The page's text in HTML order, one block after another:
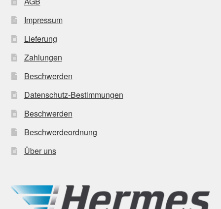
Impressum
Lieferung
Zahlungen
Beschwerden
Datenschutz-Bestimmungen
Beschwerden
Beschwerdeordnung
Über uns